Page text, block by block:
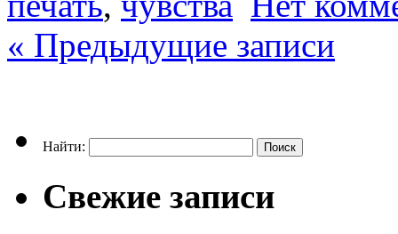
« Предыдущие записи
Найти:
Свежие записи